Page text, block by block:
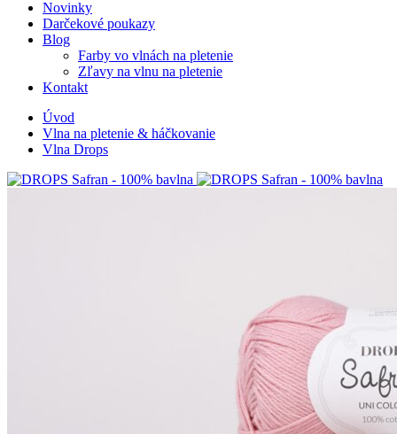
Novinky
Darčekové poukazy
Blog
Farby vo vlnách na pletenie
Zľavy na vlnu na pletenie
Kontakt
Úvod
Vlna na pletenie & háčkovanie
Vlna Drops